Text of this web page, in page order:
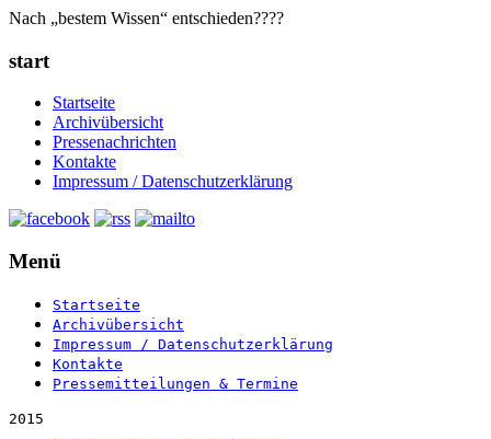
Nach „bestem Wissen“ entschieden????
start
Startseite
Archivübersicht
Pressenachrichten
Kontakte
Impressum / Datenschutzerklärung
Menü
Startseite
Archivübersicht
Impressum / Datenschutzerklärung
Kontakte
Pressemitteilungen & Termine
2015